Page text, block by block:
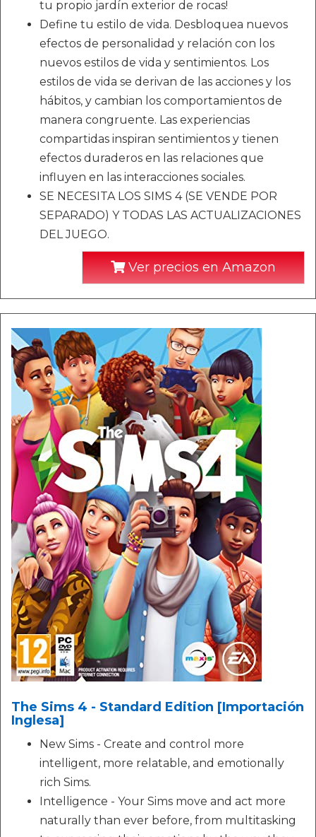
tu propio jardín exterior de rocas!
Define tu estilo de vida. Desbloquea nuevos
efectos de personalidad y relación con los
nuevos estilos de vida y sentimientos. Los
estilos de vida se derivan de las acciones y los
hábitos, y cambian los comportamientos de
manera congruente. Las experiencias
compartidas inspiran sentimientos y tienen
efectos duraderos en las relaciones que
influyen en las interacciones sociales.
SE NECESITA LOS SIMS 4 (SE VENDE POR
SEPARADO) Y TODAS LAS ACTUALIZACIONES
DEL JUEGO.
Ver precios en Amazon
The Sims 4 - Standard Edition [Importación
Inglesa]
New Sims - Create and control more
intelligent, more relatable, and emotionally
rich Sims.
Intelligence - Your Sims move and act more
naturally than ever before, from multitasking